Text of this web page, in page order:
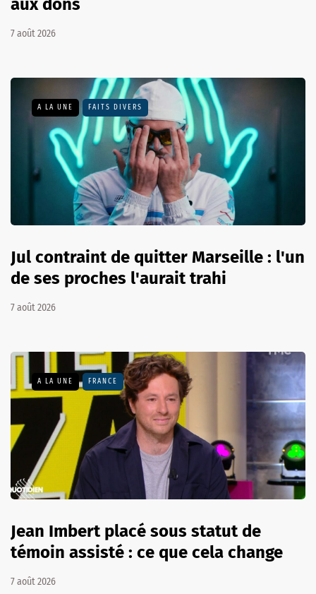
aux dons
7 août 2026
A LA UNE FAITS DIVERS
Jul contraint de quitter Marseille : l'un
de ses proches l'aurait trahi
7 août 2026
A LA UNE FRANCE
Jean Imbert placé sous statut de
témoin assisté : ce que cela change
7 août 2026